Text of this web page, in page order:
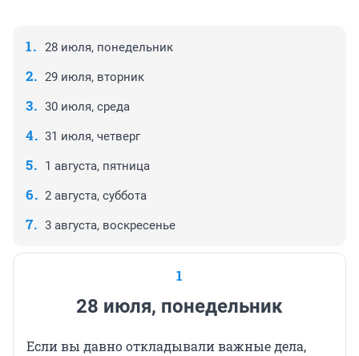
28 июля, понедельник
29 июля, вторник
30 июля, среда
31 июля, четверг
1 августа, пятница
2 августа, суббота
3 августа, воскресенье
1
28 июля, понедельник
Если вы давно откладывали важные дела,